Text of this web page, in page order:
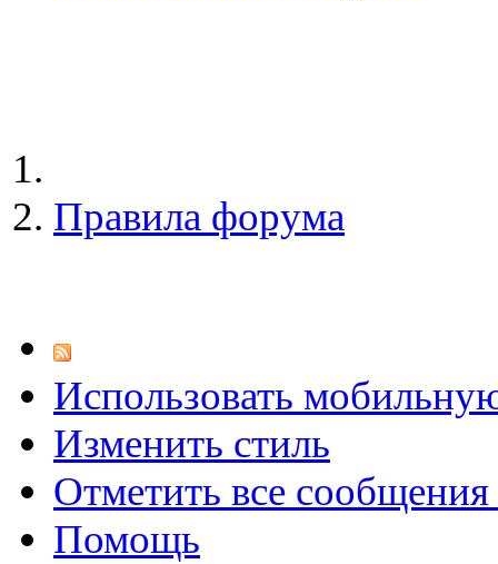
Правила форума
Использовать
Изменить стиль
Отметить все
Помощь